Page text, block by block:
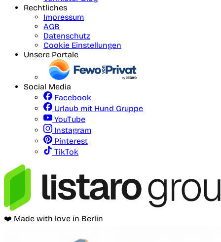
Rechtliches
Impressum
AGB
Datenschutz
Cookie Einstellungen
Unsere Portale
Social Media
Facebook
Urlaub mit Hund Gruppe
YouTube
Instagram
Pinterest
TikTok
❤️ Made with love in Berlin